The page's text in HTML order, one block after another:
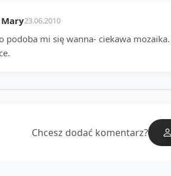
23.06.2010
podoba mi się wanna- ciekawa
Chcesz dodać komentarz?